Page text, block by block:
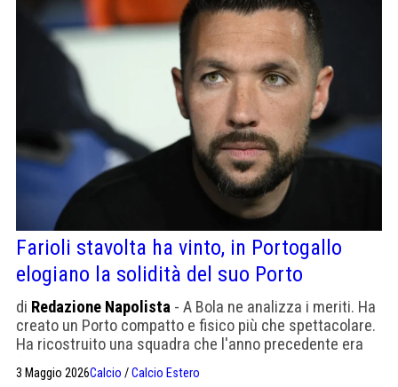
Farioli stavolta ha vinto, in Portogallo
elogiano la solidità del suo Porto
di Redazione Napolista - A Bola ne analizza i meriti. Ha
creato un Porto compatto e fisico più che spettacolare.
Ha ricostruito una squadra che l'anno precedente era
finita a 9 punti dallo Sporting e ora gliene ha dati 12 di
vantaggio
3 Maggio 2026Calcio /Calcio Estero